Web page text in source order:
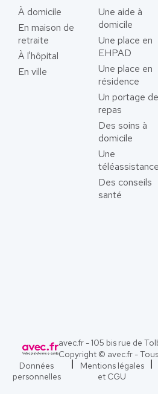
À domicile
En maison de
retraite
À l'hôpital
En ville
Une aide à
domicile
Une place en
EHPAD
Une place en
résidence
Un portage de
repas
Des soins à
domicile
Une
téléassistance
Des conseils
santé
avec.fr - 105 bis rue de
Copyright © avec.fr -
Données
personnelles
Mentions légales
et CGU